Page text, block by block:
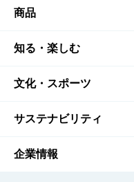
商品
商品TOP
商品一覧
商品発売情報
栄養成分一覧
知る・楽しむ
知る・楽しむTOP
キャンペーン
工場見学
文化・スポーツ
文化・スポーツTOP
サントリーホール
サステナビリティ
サステナビリティTOP
企業情報